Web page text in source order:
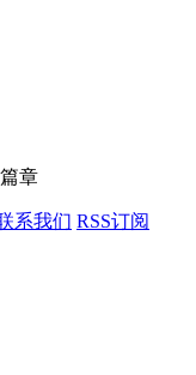
章
系我们 RSS订阅